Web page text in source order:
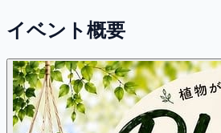
イベント概要